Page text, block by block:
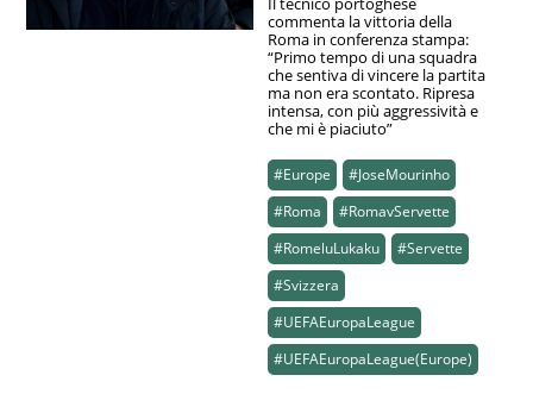
commenta la vittoria della
Roma in conferenza stampa:
“Primo tempo di una squadra
che sentiva di vincere la partita
ma non era scontato. Ripresa
intensa, con più aggressività e
che mi è piaciuto”
#Europe
#JoseMourinho
#Roma
#RomavServette
#RomeluLukaku
#Servette
#Svizzera
#UEFAEuropaLeague
#UEFAEuropaLeague(Europe)